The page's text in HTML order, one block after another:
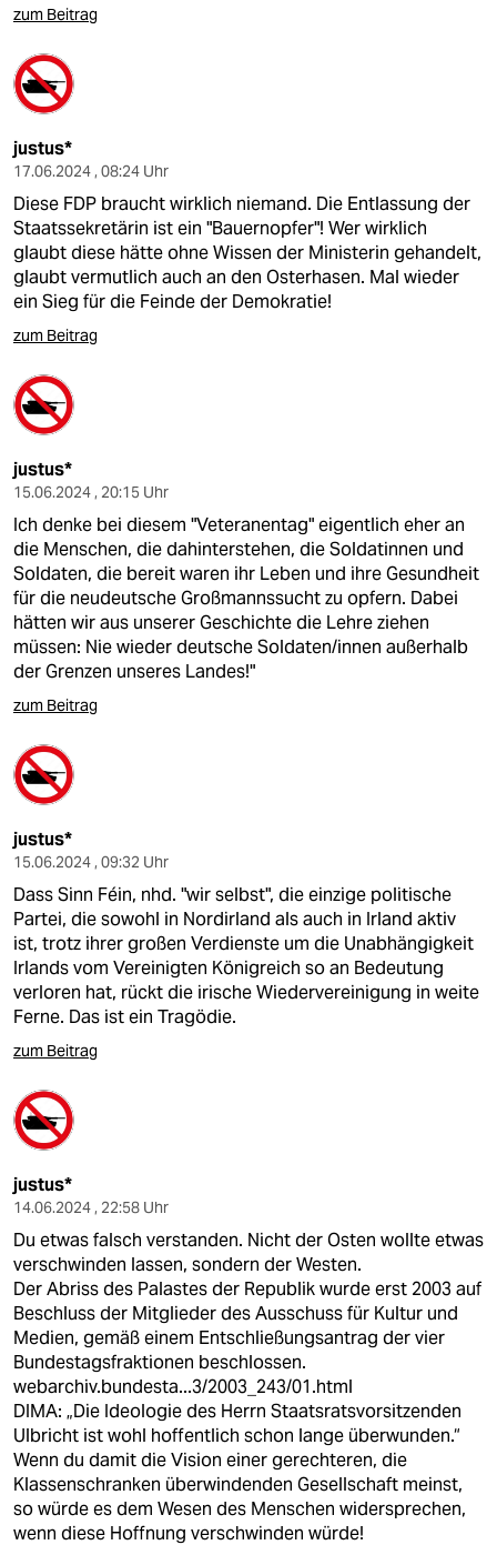
zum Beitrag
justus*
17.06.2024 , 08:24 Uhr
Diese FDP braucht wirklich niemand. Die Entlassung der
Staatssekretärin ist ein "Bauernopfer"! Wer wirklich
glaubt diese hätte ohne Wissen der Ministerin gehandelt,
glaubt vermutlich auch an den Osterhasen. Mal wieder
ein Sieg für die Feinde der Demokratie!
zum Beitrag
justus*
15.06.2024 , 20:15 Uhr
Ich denke bei diesem "Veteranentag" eigentlich eher an
die Menschen, die dahinterstehen, die Soldatinnen und
Soldaten, die bereit waren ihr Leben und ihre Gesundheit
für die neudeutsche Großmannssucht zu opfern. Dabei
hätten wir aus unserer Geschichte die Lehre ziehen
müssen: Nie wieder deutsche Soldaten/innen außerhalb
der Grenzen unseres Landes!"
zum Beitrag
justus*
15.06.2024 , 09:32 Uhr
Dass Sinn Féin, nhd. "wir selbst", die einzige politische
Partei, die sowohl in Nordirland als auch in Irland aktiv
ist, trotz ihrer großen Verdienste um die Unabhängigkeit
Irlands vom Vereinigten Königreich so an Bedeutung
verloren hat, rückt die irische Wiedervereinigung in weite
Ferne. Das ist ein Tragödie.
zum Beitrag
justus*
14.06.2024 , 22:58 Uhr
Du etwas falsch verstanden. Nicht der Osten wollte etwas
verschwinden lassen, sondern der Westen.
Der Abriss des Palastes der Republik wurde erst 2003 auf
Beschluss der Mitglieder des Ausschuss für Kultur und
Medien, gemäß einem Entschließungsantrag der vier
Bundestagsfraktionen beschlossen.
webarchiv.bundesta...3/2003_243/01.html
DIMA: „Die Ideologie des Herrn Staatsratsvorsitzenden
Ulbricht ist wohl hoffentlich schon lange überwunden.“
Wenn du damit die Vision einer gerechteren, die
Klassenschranken überwindenden Gesellschaft meinst,
so würde es dem Wesen des Menschen widersprechen,
wenn diese Hoffnung verschwinden würde!